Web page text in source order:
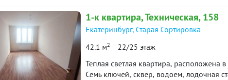
иных задолженностей. Без МСК. Более 5
теплая, просит ремонт, так как ремонт
из окна, на визовский пруд и зеленые
некоторая мебель.Чистая продажа ТОРГ.
нашей базе: 6817
1-к квартира, Техническая, 158
Екатеринбург, Старая Сортировка
42.1 м2 22/25 этаж
Теплая светлая квартира, расположена
Семь ключей, сквер, водоем, лодочная станция, лыжная база,